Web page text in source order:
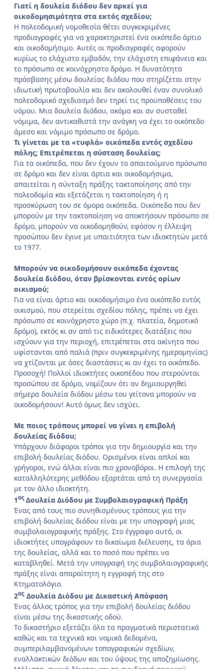
Γιατί η δουλεία διόδου δεν αρκεί για
οικοδομησιμότητα στα εκτός σχεδίου;
Η πολεοδομική νομοθεσία θέτει συγκεκριμένες
προδιαγραφές για να χαρακτηριστεί ένα οικόπεδο άρτιο
και οικοδομήσιμο. Αυτές οι προδιαγραφές αφορούν
κυρίως το ελάχιστο εμβαδόν, την ελάχιστη επιφάνεια και
το πρόσωπο σε κοινόχρηστο δρόμο. Η δυνατότητα
πρόσβασης μέσω δουλείας διόδου που στηρίζεται στην
ιδιωτική πρωτοβουλία και δεν ακολουθεί έναν συνολικό
πολεοδομικό σχεδιασμό δεν τηρεί τις προϋποθέσεις του
νόμου. Μια δουλεία διόδου, ακόμα και αν συσταθεί
νόμιμα, δεν αντικαθιστά την ανάγκη να έχει το οικόπεδο
άμεσο και νόμιμο πρόσωπο σε δρόμο.
Τι γίνεται με τα «τυφλά» οικόπεδα εντός σχεδίου
πόλης; Επιτρέπεται η σύσταση δουλείας;
Για τα οικόπεδα, που δεν έχουν το απαιτούμενο πρόσωπο
σε δρόμο και δεν είναι άρτια και οικοδομήσιμα,
απαιτείται η σύνταξη πράξης τακτοποίησης από την
πολεοδομία και εξετάζεται η τακτοποίηση ή η
προσκύρωση του σε όμορα οικόπεδα. Οικόπεδα που δεν
μπορούν με την τακτοποίηση να αποκτήσουν πρόσωπο σε
δρόμο, μπορούν να οικοδομηθούν, εφόσον η έλλειψη
προσώπου δεν έγινε με υπαιτιότητα των ιδιοκτητών μετά
το 1977.
Μπορούν να οικοδομήσουν οικόπεδα έχοντας
δουλεία διόδου, όταν βρίσκονται εντός ορίων
οικισμού;
Για να είναι άρτιο και οικοδομήσιμο ένα οικόπεδο εντός
οικισμού, που στερείται σχεδίου πόλης, πρέπει να έχει
πρόσωπο σε κοινόχρηστο χώρο (π.χ. πλατεία, δημοτικό
δρόμο), εκτός κι αν από τις ειδικότερες διατάξεις που
ισχύουν για την περιοχή, επιτρέπεται στα ακίνητα που
υφίστανται από παλιά (πριν συγκεκριμένης ημερομηνίας)
να χτίζονται με όσες διαστάσεις κι αν έχει το οικόπεδο.
Προσοχή! Πολλοί ιδιοκτήτες οικοπέδου που στερούνται
προσώπου σε δρόμο, νομίζουν ότι αν δημιουργηθεί
σήμερα δουλεία διόδου μέσω του γείτονα μπορούν να
οικοδομήσουν! Αυτό όμως δεν ισχύει.
Με ποιος τρόπους μπορεί να γίνει η επιβολή
δουλείας διόδου;
Υπάρχουν διάφοροι τρόποι για την δημιουργία και την
επιβολή δουλείας διόδου. Ορισμένοι είναι απλοί και
γρήγοροι, ενώ άλλοι είναι πιο χρονοβόροι. Η επιλογή της
καταλληλότερης μεθόδου εξαρτάται από τη συνεργασία
με τον άλλο ιδιοκτήτη.
1ος Δουλεία Διόδου με Συμβολαιογραφική Πράξη
Ένας από τους πιο συνηθισμένους τρόπους για την
επιβολή δουλείας διόδου είναι με την υπογραφή μιας
συμβολαιογραφικής πράξης. Στο έγγραφο αυτό, οι
ιδιοκτήτες υπογράφουν το δικαίωμα διέλευσης, τα όρια
της δουλείας, αλλά και το ποσό που πρέπει να
καταβληθεί. Μετά την υπογραφή της συμβολαιογραφικής
πράξης είναι απαραίτητη η εγγραφή της στο
Κτηματολόγιο.
2ος Δουλεία Διόδου με Δικαστική Απόφαση
Ένας άλλος τρόπος για την επιβολή δουλείας διόδου
είναι μέσω της δικαστικής οδού.
Το δικαστήριο εξετάζει όλα τα πραγματικά περιστατικά
καθώς και τα τεχνικά και νομικά δεδομένα,
συμπεριλαμβανομένων τοπογραφικών σχεδίων,
εναλλακτικών διόδων και του ύψους της αποζημίωσης.